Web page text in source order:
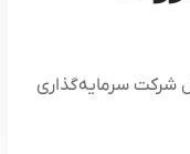
شرکت سرمایه‌گذاری